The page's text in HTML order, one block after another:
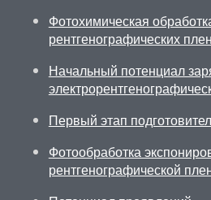
Фотохимическая
рентгенографических
Начальный потенциал
Первый этап
Фотообработка
рентгенографической